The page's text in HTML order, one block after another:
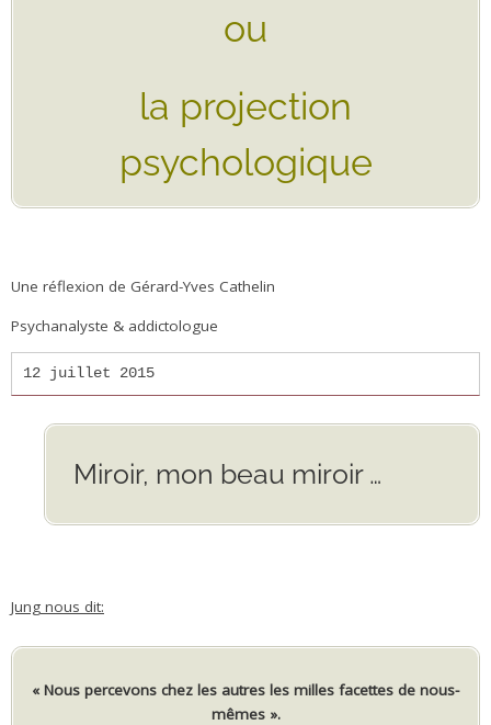
ou
la projection
psychologique
Une réflexion de Gérard-Yves Cathelin
Psychanalyste & addictologue
12 juillet 2015
Miroir, mon beau miroir …
Jung nous dit:
« Nous percevons chez les autres les milles facettes de nous-
mêmes ».